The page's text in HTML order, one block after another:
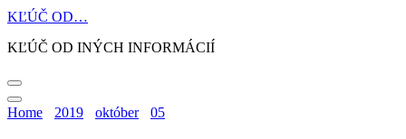
KĽÚČ OD…
KĽÚČ OD INÝCH INFORMÁCIÍ
Home 2019 október 05